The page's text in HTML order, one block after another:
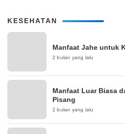
KESEHATAN
Manfaat Jahe untuk
2 bulan yang lalu
Manfaat Luar Biasa
Pisang
2 bulan yang lalu